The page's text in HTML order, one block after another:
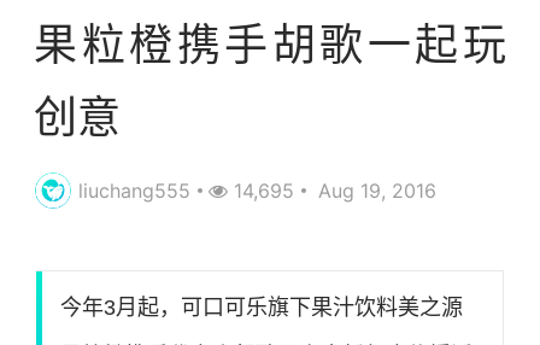
果粒橙携手胡歌一起玩
创意
liuchang555 14,695 Aug 19, 2016
今年3月起，可口可乐旗下果汁饮料美之源